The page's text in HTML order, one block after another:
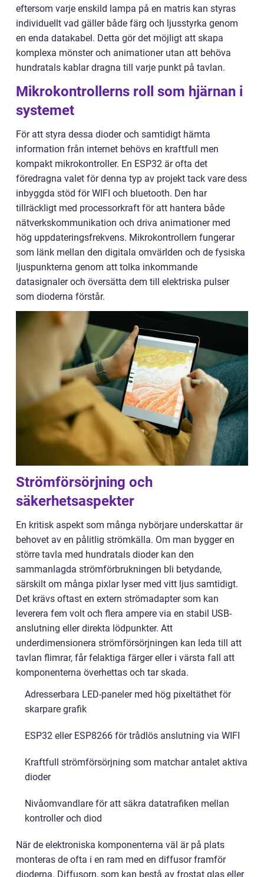
eftersom varje enskild lampa på en matris kan styras
individuellt vad gäller både färg och ljusstyrka genom
en enda datakabel. Detta gör det möjligt att skapa
komplexa mönster och animationer utan att behöva
hundratals kablar dragna till varje punkt på tavlan.
Mikrokontrollerns roll som hjärnan i
systemet
För att styra dessa dioder och samtidigt hämta
information från internet behövs en kraftfull men
kompakt mikrokontroller. En ESP32 är ofta det
föredragna valet för denna typ av projekt tack vare dess
inbyggda stöd för WIFI och bluetooth. Den har
tillräckligt med processorkraft för att hantera både
nätverkskommunikation och driva animationer med
hög uppdateringsfrekvens. Mikrokontrollern fungerar
som länk mellan den digitala omvärlden och de fysiska
ljuspunkterna genom att tolka inkommande
datasignaler och översätta dem till elektriska pulser
som dioderna förstår.
Strömförsörjning och
säkerhetsaspekter
En kritisk aspekt som många nybörjare underskattar är
behovet av en pålitlig strömkälla. Om man bygger en
större tavla med hundratals dioder kan den
sammanlagda strömförbrukningen bli betydande,
särskilt om många pixlar lyser med vitt ljus samtidigt.
Det krävs oftast en extern strömadapter som kan
leverera fem volt och flera ampere via en stabil USB-
anslutning eller direkta lödpunkter. Att
underdimensionera strömförsörjningen kan leda till att
tavlan flimrar, får felaktiga färger eller i värsta fall att
komponenterna överhettas och tar skada.
Adresserbara LED-paneler med hög pixeltäthet för
skarpare grafik
ESP32 eller ESP8266 för trådlös anslutning via WIFI
Kraftfull strömförsörjning som matchar antalet aktiva
dioder
Nivåomvandlare för att säkra datatrafiken mellan
kontroller och diod
När de elektroniska komponenterna väl är på plats
monteras de ofta i en ram med en diffusor framför
dioderna. Diffusorn, som kan bestå av frostat glas eller